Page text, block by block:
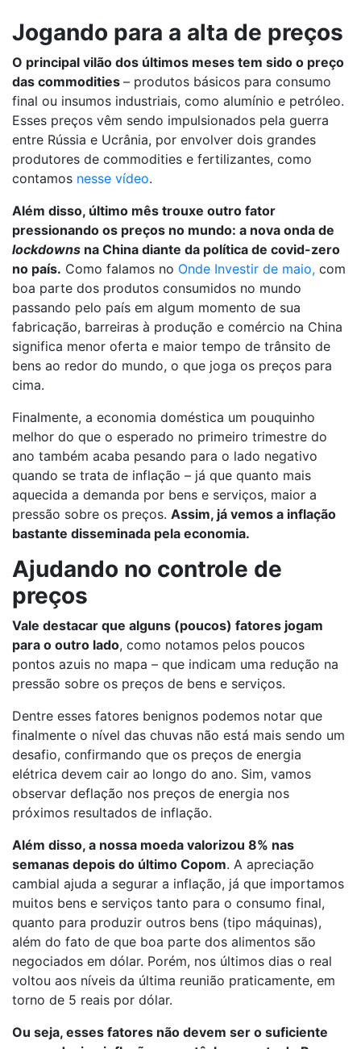
Jogando para a alta de preços
O principal vilão dos últimos meses tem sido o preço
das commodities – produtos básicos para consumo
final ou insumos industriais, como alumínio e petróleo.
Esses preços vêm sendo impulsionados pela guerra
entre Rússia e Ucrânia, por envolver dois grandes
produtores de commodities e fertilizantes, como
contamos nesse vídeo.
Além disso, último mês trouxe outro fator
pressionando os preços no mundo: a nova onda de
lockdowns na China diante da política de covid-zero
no país. Como falamos no Onde Investir de maio, com
boa parte dos produtos consumidos no mundo
passando pelo país em algum momento de sua
fabricação, barreiras à produção e comércio na China
significa menor oferta e maior tempo de trânsito de
bens ao redor do mundo, o que joga os preços para
cima.
Finalmente, a economia doméstica um pouquinho
melhor do que o esperado no primeiro trimestre do
ano também acaba pesando para o lado negativo
quando se trata de inflação – já que quanto mais
aquecida a demanda por bens e serviços, maior a
pressão sobre os preços. Assim, já vemos a inflação
bastante disseminada pela economia.
Ajudando no controle de
preços
Vale destacar que alguns (poucos) fatores jogam
para o outro lado, como notamos pelos poucos
pontos azuis no mapa – que indicam uma redução na
pressão sobre os preços de bens e serviços.
Dentre esses fatores benignos podemos notar que
finalmente o nível das chuvas não está mais sendo um
desafio, confirmando que os preços de energia
elétrica devem cair ao longo do ano. Sim, vamos
observar deflação nos preços de energia nos
próximos resultados de inflação.
Além disso, a nossa moeda valorizou 8% nas
semanas depois do último Copom. A apreciação
cambial ajuda a segurar a inflação, já que importamos
muitos bens e serviços tanto para o consumo final,
quanto para produzir outros bens (tipo máquinas),
além do fato de que boa parte dos alimentos são
negociados em dólar. Porém, nos últimos dias o real
voltou aos níveis da última reunião praticamente, em
torno de 5 reais por dólar.
Ou seja, esses fatores não devem ser o suficiente